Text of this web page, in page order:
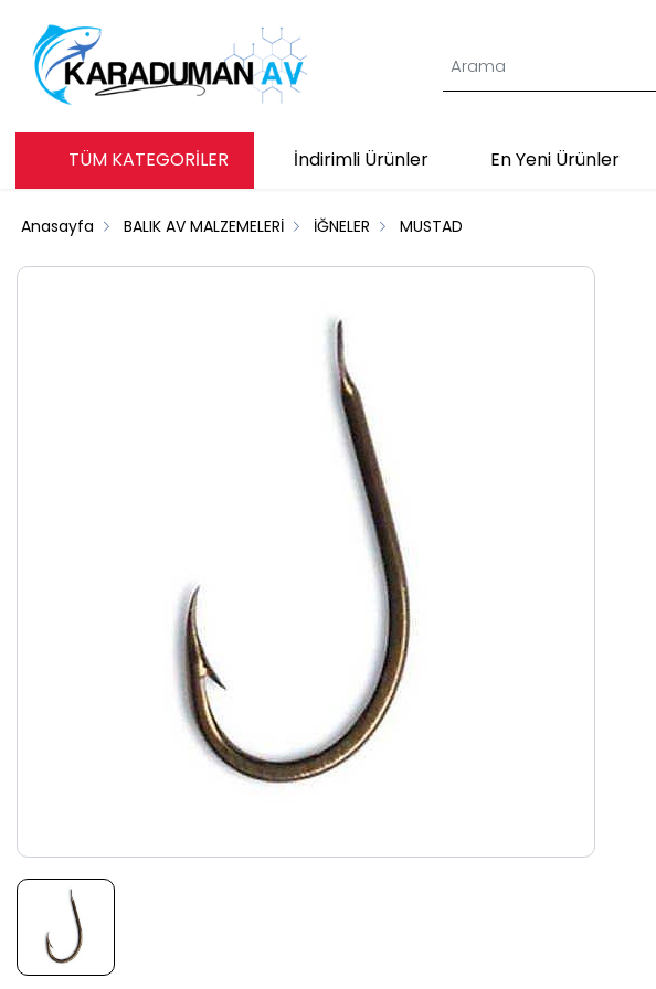
TÜM KATEGORİLER İndirimli Ürünler En Yeni Ürünler
Anasayfa BALIK AV MALZEMELERİ İĞNELER MUSTAD